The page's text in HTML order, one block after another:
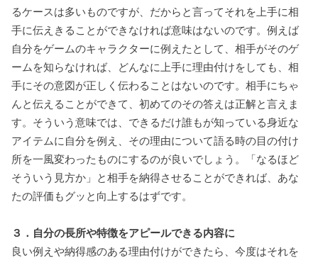
るケースは多いものですが、だからと言ってそれを上手に相
手に伝えきることができなければ意味はないのです。例えば
自分をゲームのキャラクターに例えたとして、相手がそのゲ
ームを知らなければ、どんなに上手に理由付けをしても、相
手にその意図が正しく伝わることはないのです。相手にちゃ
んと伝えることができて、初めてのその答えは正解と言えま
す。そういう意味では、できるだけ誰もが知っている身近な
アイテムに自分を例え、その理由について語る時の目の付け
所を一風変わったものにするのが良いでしょう。「なるほど
そういう見方か」と相手を納得させることができれば、あな
たの評価もグッと向上するはずです。
３．自分の長所や特徴をアピールできる内容に
良い例えや納得感のある理由付けができたら、今度はそれを